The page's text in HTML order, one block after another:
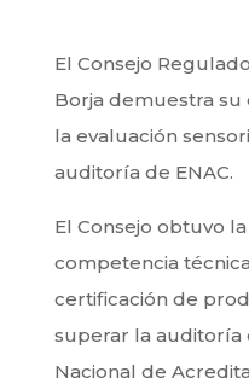
El Consejo
Borja demuestra su
la evaluación
auditoría de ENAC.
El Consejo obtuvo
competencia
certificación de
superar la auditoría
Nacional de